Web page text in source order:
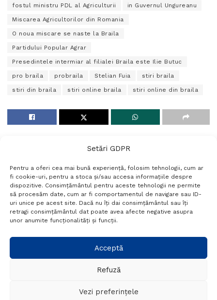
Setări GDPR
Pentru a oferi cea mai bună experiență, folosim tehnologii, cum ar
fi cookie-uri, pentru a stoca și/sau accesa informațiile despre
dispozitive. Consimțământul pentru aceste tehnologii ne permite
să procesăm date, cum ar fi comportamentul de navigare sau ID-
uri unice pe acest site. Dacă nu îți dai consimțământul sau îți
retragi consimțământul dat poate avea afecte negative asupra
unor anumite funcționalități și funcții.
Acceptă
Refuză
Vezi preferințele
fostul ministru PDL al Agriculturii in Guvernul Ungureanu
Miscarea Agricultorilor din Romania
O noua miscare se naste la Braila
Partidului Popular Agrar
Presedintele intermiar al filialei Braila este Ilie Butuc
pro braila probraila Stelian Fuia stiri braila
stiri din braila stiri online braila stiri online din braila
Termeni si conditii
Politică de confidențialitate
Politica cookies
Setări GDPR
+40 788 760 194